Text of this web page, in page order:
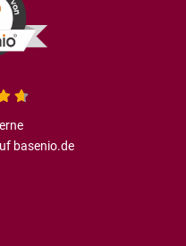
4.7 von 5
basenio.de